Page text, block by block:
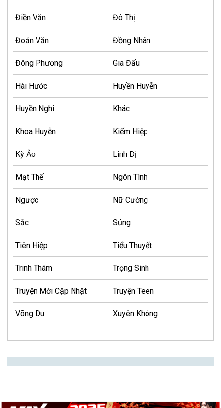
Điền Văn Đô Thị
Đoản Văn Đồng Nhân
Đông Phương Gia Đấu
Hài Hước Huyền Huyễn
Huyền Nghi Khác
Khoa Huyễn Kiếm Hiệp
Kỳ Ảo Linh Dị
Mạt Thế Ngôn Tình
Ngược Nữ Cường
Sắc Sủng
Tiên Hiệp Tiểu Thuyết
Trinh Thám Trọng Sinh
Truyện Mới Cập Nhật Truyện Teen
Võng Du Xuyên Không